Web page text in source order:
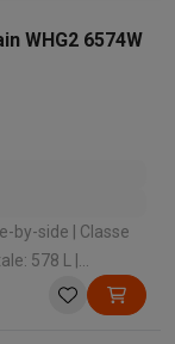
WHG2 6574W
| Classe
et de glace |